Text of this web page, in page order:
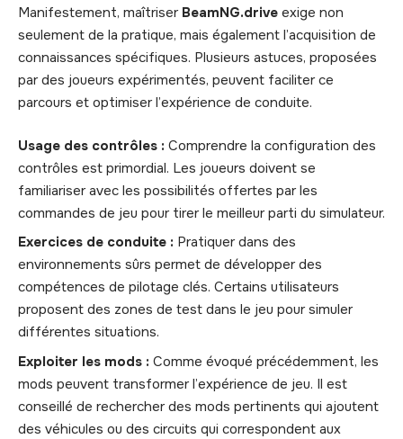
Manifestement, maîtriser BeamNG.drive exige non
seulement de la pratique, mais également l’acquisition de
connaissances spécifiques. Plusieurs astuces, proposées
par des joueurs expérimentés, peuvent faciliter ce
parcours et optimiser l’expérience de conduite.
Usage des contrôles : Comprendre la configuration des
contrôles est primordial. Les joueurs doivent se
familiariser avec les possibilités offertes par les
commandes de jeu pour tirer le meilleur parti du simulateur.
Exercices de conduite : Pratiquer dans des
environnements sûrs permet de développer des
compétences de pilotage clés. Certains utilisateurs
proposent des zones de test dans le jeu pour simuler
différentes situations.
Exploiter les mods : Comme évoqué précédemment, les
mods peuvent transformer l’expérience de jeu. Il est
conseillé de rechercher des mods pertinents qui ajoutent
des véhicules ou des circuits qui correspondent aux